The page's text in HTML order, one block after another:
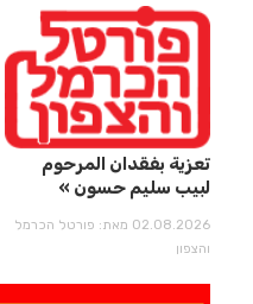
تعزية بفقدان المرحوم
لبيب سليم حسون
02.08.2026 מאת: פורטל הכרמל
והצפון